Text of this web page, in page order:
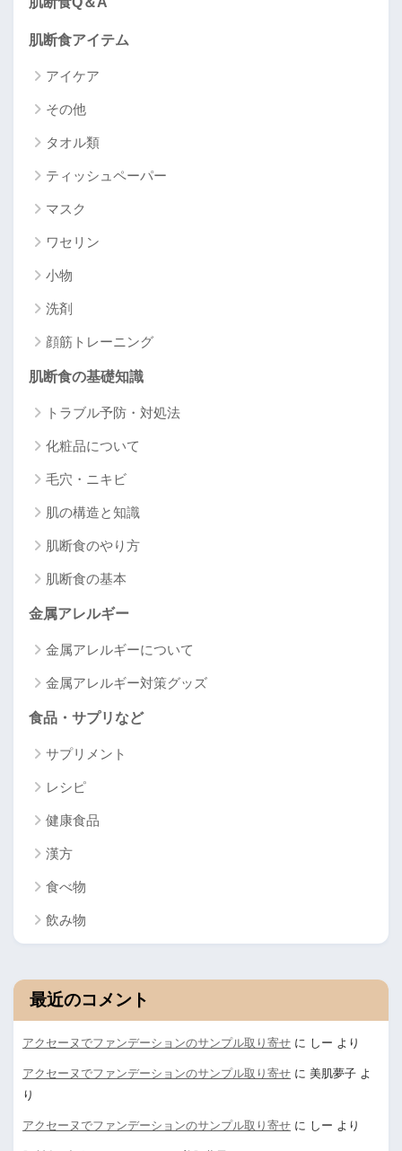
肌断食アイテム
アイケア
その他
タオル類
ティッシュペーパー
マスク
ワセリン
小物
洗剤
顔筋トレーニング
肌断食の基礎知識
トラブル予防・対処法
化粧品について
毛穴・ニキビ
肌の構造と知識
肌断食のやり方
肌断食の基本
金属アレルギー
金属アレルギーについて
金属アレルギー対策グッズ
食品・サプリなど
サプリメント
レシピ
健康食品
漢方
食べ物
飲み物
最近のコメント
アクセーヌでファンデーションのサンプル取り寄せ に しー より
アクセーヌでファンデーションのサンプル取り寄せ に 美肌夢子 よ
り
アクセーヌでファンデーションのサンプル取り寄せ に しー より